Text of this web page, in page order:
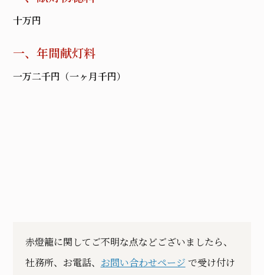
十万円
一、年間献灯料
一万二千円（一ヶ月千円）
赤燈籠に関してご不明な点などございましたら、
社務所、お電話、 お問い合わせページ で受け付け